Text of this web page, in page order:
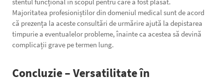
Majoritatea profesioniștilor din domeniul medical sunt de acord
că prezența la aceste consultări de urmărire ajută la depistarea
timpurie a eventualelor probleme, înainte ca acestea să devină
complicații grave pe termen lung.
Concluzie – Versatilitate în